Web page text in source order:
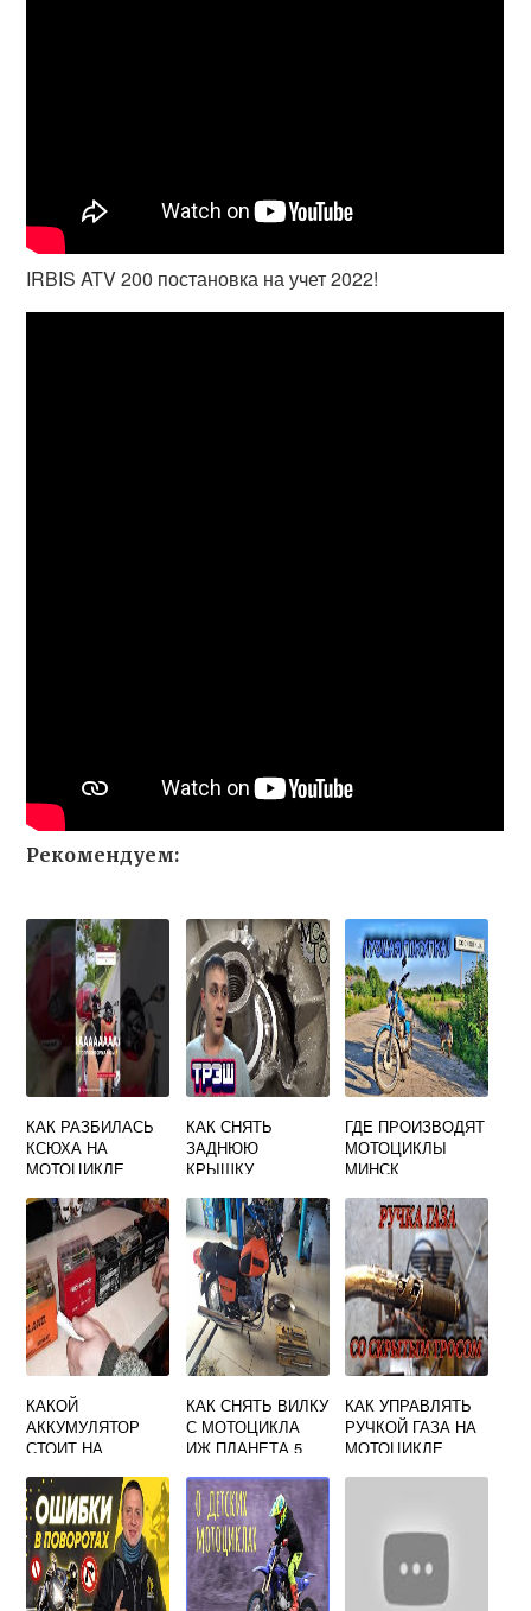
IRBIS ATV 200 постановка на учет 2022!
Рекомендуем:
КАК РАЗБИЛАСЬ
КСЮХА НА
МОТОЦИКЛЕ
КАК СНЯТЬ
ЗАДНЮЮ
КРЫШКУ
МОТОЦИКЛА
УРАЛ
ГДЕ ПРОИЗВОДЯТ
МОТОЦИКЛЫ
МИНСК
КАКОЙ
АККУМУЛЯТОР
СТОИТ НА
КАК СНЯТЬ ВИЛКУ
С МОТОЦИКЛА
ИЖ ПЛАНЕТА 5
КАК УПРАВЛЯТЬ
РУЧКОЙ ГАЗА НА
МОТОЦИКЛЕ